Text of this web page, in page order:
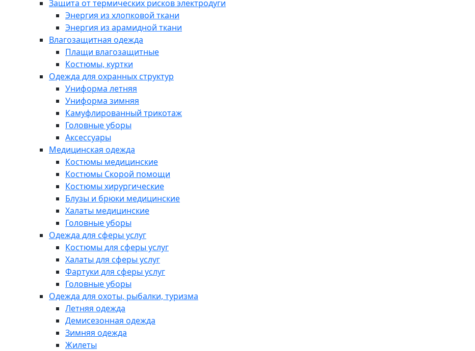
Защита от термических рисков электродуги
Энергия из хлопковой ткани
Энергия из арамидной ткани
Влагозащитная одежда
Плащи влагозащитные
Костюмы, куртки
Одежда для охранных структур
Униформа летняя
Униформа зимняя
Камуфлированный трикотаж
Головные уборы
Аксессуары
Медицинская одежда
Костюмы медицинские
Костюмы Скорой помощи
Костюмы хирургические
Блузы и брюки медицинские
Халаты медицинские
Головные уборы
Одежда для сферы услуг
Костюмы для сферы услуг
Халаты для сферы услуг
Фартуки для сферы услуг
Головные уборы
Одежда для охоты, рыбалки, туризма
Летняя одежда
Демисезонная одежда
Зимняя одежда
Жилеты